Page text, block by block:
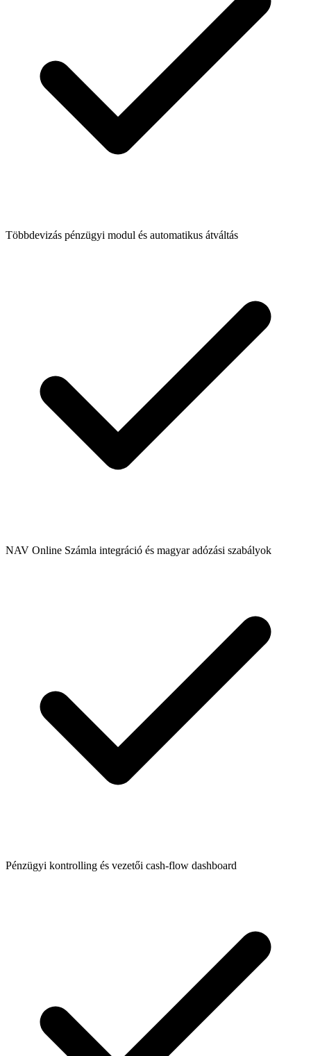
Többdevizás pénzügyi modul és automatikus átváltás
NAV Online Számla integráció és magyar adózási szabályok
Pénzügyi kontrolling és vezetői cash-flow dashboard